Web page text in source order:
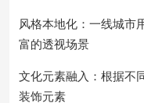
风格本地化：一线城市
富的透视场景
文化元素融入：根据不
装饰元素